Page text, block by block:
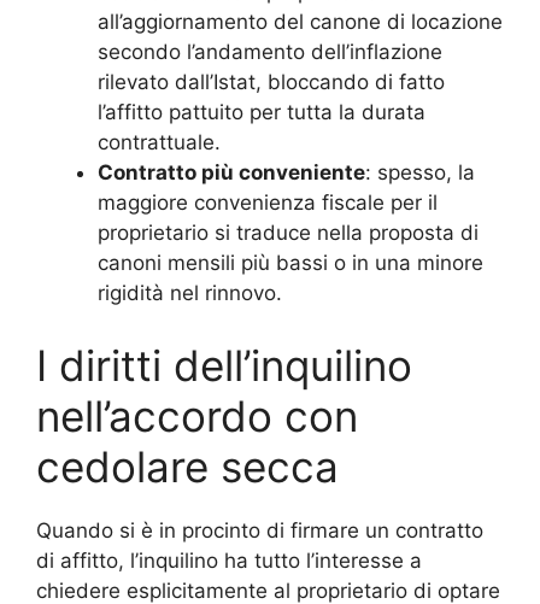
all’aggiornamento del canone di locazione
secondo l’andamento dell’inflazione
rilevato dall’Istat, bloccando di fatto
l’affitto pattuito per tutta la durata
contrattuale.
Contratto più conveniente: spesso, la
maggiore convenienza fiscale per il
proprietario si traduce nella proposta di
canoni mensili più bassi o in una minore
rigidità nel rinnovo.
I diritti dell’inquilino
nell’accordo con
cedolare secca
Quando si è in procinto di firmare un contratto
di affitto, l’inquilino ha tutto l’interesse a
chiedere esplicitamente al proprietario di optare